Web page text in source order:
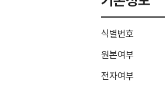
식별번호
원본여부
전자여부